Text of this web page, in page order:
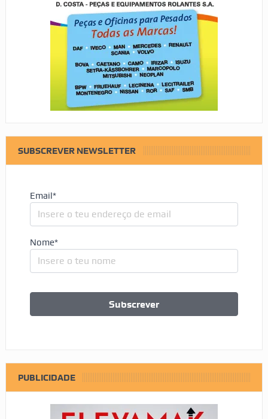
SUBSCREVER NEWSLETTER
Email*
Nome*
PUBLICIDADE